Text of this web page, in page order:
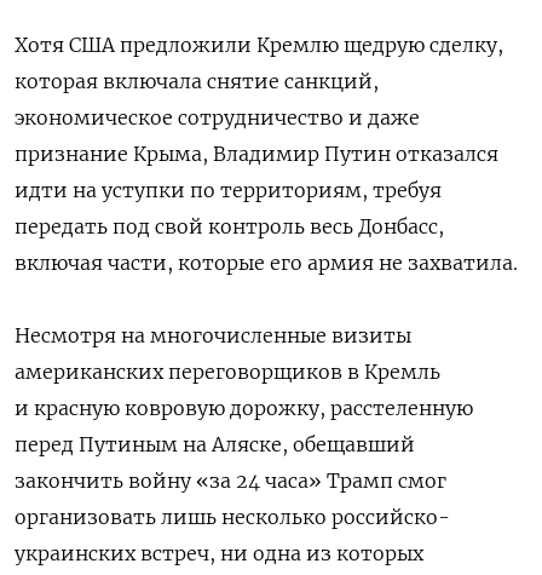
Хотя США предложили Кремлю щедрую сделку,
которая включала снятие санкций,
экономическое сотрудничество и даже
признание Крыма, Владимир Путин отказался
идти на уступки по территориям, требуя
передать под свой контроль весь Донбасс,
включая части, которые его армия не захватила.
Несмотря на многочисленные визиты
американских переговорщиков в Кремль
и красную ковровую дорожку, расстеленную
перед Путиным на Аляске, обещавший
закончить войну «за 24 часа» Трамп смог
организовать лишь несколько российско-
украинских встреч, ни одна из которых